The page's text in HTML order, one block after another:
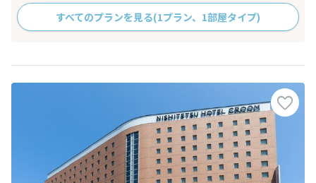
すべてのプランを見る(1プラン、1部屋タイプ)